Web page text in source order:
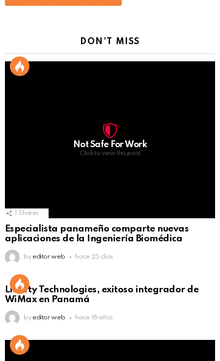
DON'T MISS
Not Safe For Work
Click to view this post
Shares
Especialista panameño comparte nuevas
aplicaciones de la Ingeniería Biomédica
by editor web hace 25 días
Liberty Technologies, exitoso integrador de
WiMax en Panamá
by editor web hace 18 años